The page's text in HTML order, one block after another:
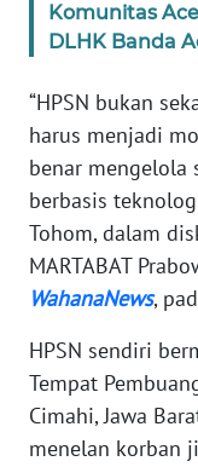
Komunitas
DLHK Banda
“HPSN bukan
harus menjadi
benar mengelola
berbasis
Tohom, dalam
MARTABAT
WahanaNews,
HPSN sendiri
Tempat
Cimahi, Jawa
menelan korban
WN
JABAR
WN
BANTEN
WN
WN
KEPRI